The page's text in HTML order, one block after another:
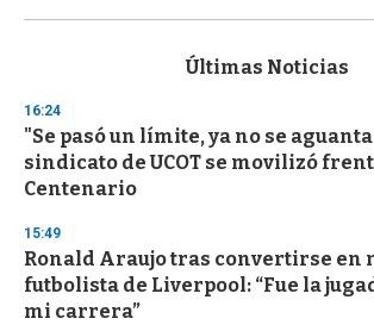
s
d
s
o
f
3
s
e
c
o
n
Últimas Noticias
16:24
"Se pasó un límite, ya no se
sindicato de UCOT se movilizó
Centenario
15:49
Ronald Araujo tras convertirse en
futbolista de Liverpool: “Fue la
mi carrera”